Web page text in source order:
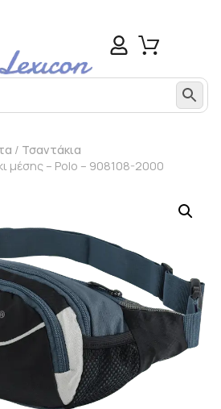
/ Τσαντάκια
μέσης – Polo – 908108-2000